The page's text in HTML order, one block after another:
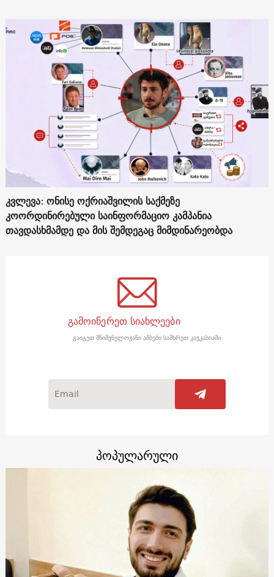
კვლევა: ონისე ოქრიაშვილის საქმეზე
კოორდინირებული საინფორმაციო კამპანია
თავდასხმამდე და მის შემდეგაც მიმდინარეობდა
გამოიწერეთ სიახლეები
გაიგეთ მნიშვნელოვანი ამბები სამხრეთ კავკასიაში
პოპულარული